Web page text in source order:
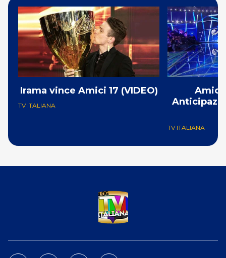
Irama vince Amici 17 (VIDEO)
TV ITALIANA
Amici
TV ITALIANA